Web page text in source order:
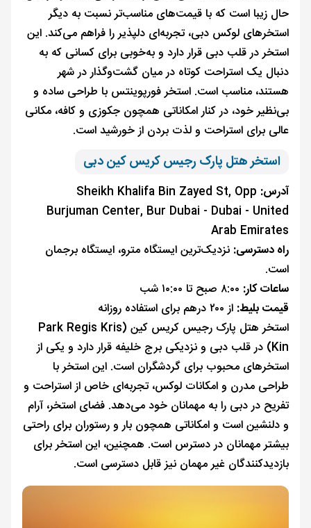
حال زیبا است که با قیمت‌های مناسب‌تر نسبت به دیگر
استخرهای لوکس دبی، تجربه‌ای دلپذیر را فراهم می‌کند. این
استخر در قلب دبی قرار دارد و به‌خوبی برای کسانی که به
دنبال یک استراحت کوتاه در میان گشت‌وگذار در شهر
هستند، مناسب است. استخر فورپوینتس با طراحی ساده و
بی‌نظیر خود، در کنار امکاناتی همچون جکوزی و کافه، مکانی
عالی برای استراحت و لذت بردن از خورشید است.
استخر هتل پارک رجیس کریس کین دبی
آدرس: Sheikh Khalifa Bin Zayed St, Opp
Burjuman Center, Bur Dubai - Dubai - United
Arab Emirates
راه دسترسی: نزدیک‌ترین ایستگاه مترو، ایستگاه برجمان
است.
ساعات کار:
قیمت بلیط: از ۲۰۰ درهم برای استفاده روزانه
استخر هتل پارک رجیس کریس کین (Park Regis Kris
Kin) در قلب دبی و نزدیکی برج خلیفه قرار دارد و یکی از
استخرهای محبوب برای گردشگران است. این استخر با
طراحی مدرن و امکانات لوکس، تجربه‌ای خاص از استراحت و
تفریح در دبی را به مهمانان خود می‌دهد. فضای استخر، آرام
و دلنشین است و امکاناتی همچون بار و رستوران برای راحتی
بیشتر مهمانان در دسترس است. همچنین، این استخر برای
بازدیدکنندگان غیر مهمان نیز قابل دسترسی است.